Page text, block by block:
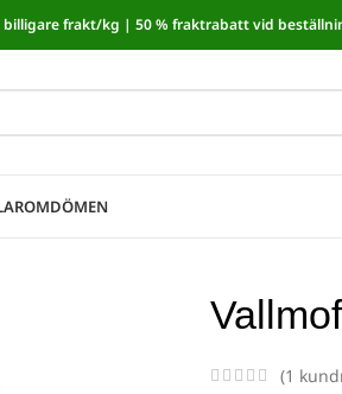
I kassan dras automatiskt 5,35 %
billigare frakt/kg | 50 % fraktrabatt vid
OMDÖMEN
(1